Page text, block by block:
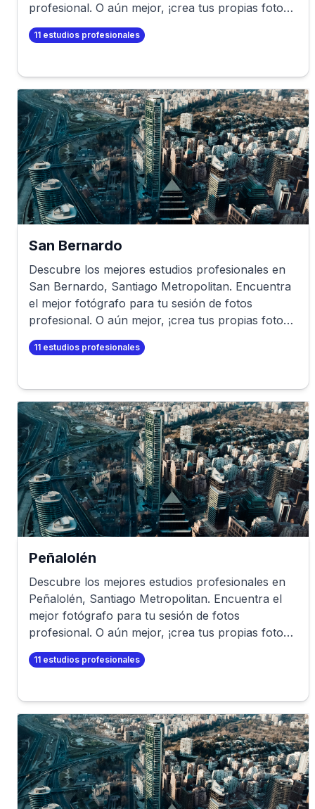
profesional. O aún mejor, ¡crea tus propias fotos
profesionales en minutos!
11 estudios profesionales
San Bernardo
Descubre los mejores estudios profesionales en
San Bernardo, Santiago Metropolitan. Encuentra
el mejor fotógrafo para tu sesión de fotos
profesional. O aún mejor, ¡crea tus propias fotos
profesionales en minutos!
11 estudios profesionales
Peñalolén
Descubre los mejores estudios profesionales en
Peñalolén, Santiago Metropolitan. Encuentra el
mejor fotógrafo para tu sesión de fotos
profesional. O aún mejor, ¡crea tus propias fotos
profesionales en minutos!
11 estudios profesionales